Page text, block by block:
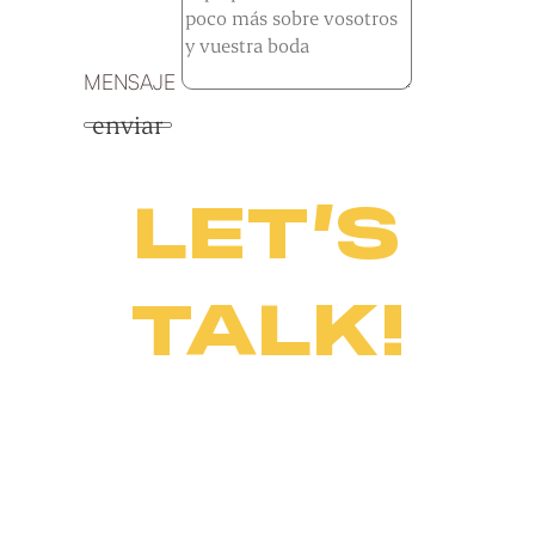
MENSAJE
enviar
LET’S
TALK!